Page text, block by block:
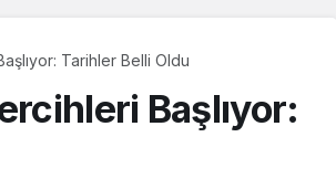
Tarihler Belli Oldu
Başlıyor: